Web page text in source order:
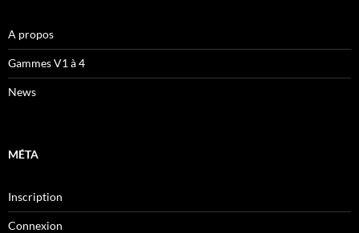
A propos
Gammes V1 à 4
News
MÉTA
Inscription
Connexion